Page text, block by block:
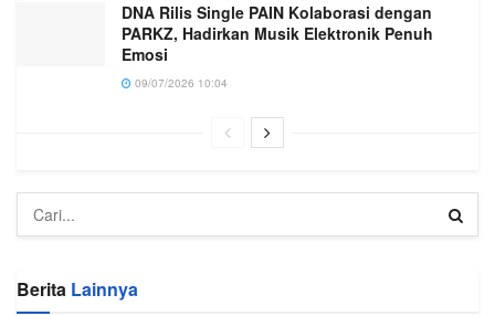
DNA Rilis Single PAIN Kolaborasi dengan
PARKZ, Hadirkan Musik Elektronik Penuh
Emosi
09/07/2026 10:04
Berita Lainnya